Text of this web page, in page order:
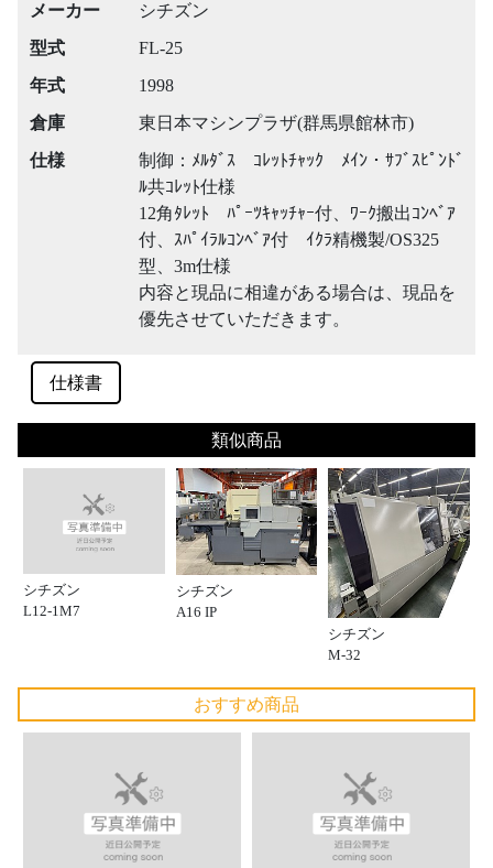
メーカー
シチズン
型式
FL-25
年式
1998
倉庫
東日本マシンプラザ(群馬県館林市)
仕様
制御：ﾒﾙﾀﾞｽ ｺﾚｯﾄﾁｬｯｸ ﾒｲﾝ・ｻﾌﾞｽﾋﾟﾝﾄﾞ
ﾙ共ｺﾚｯﾄ仕様
12角ﾀﾚｯﾄ ﾊﾟｰﾂｷｬｯﾁｬｰ付、ﾜｰｸ搬出ｺﾝﾍﾞｱ
付、ｽﾊﾟｲﾗﾙｺﾝﾍﾞｱ付 ｲｸﾗ精機製/OS325
型、3m仕様
内容と現品に相違がある場合は、現品を
優先させていただきます。
仕様書
類似商品
シチズン
L12-1M7
シチズン
A16 IP
シチズン
M-32
おすすめ商品